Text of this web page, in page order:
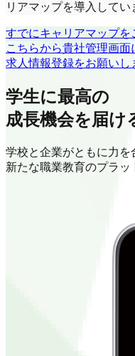
リアマップを導入してい
すでにキャリアマップを
こちらから貴社管理画
求人情報登録をお願いし
学生に最高の
成長機会を届け
学校と企業がともに力を
新たな職業教育のプラッ